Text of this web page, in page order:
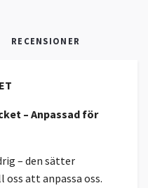
RECENSIONER
– Anpassad för
– den sätter
att anpassa oss.